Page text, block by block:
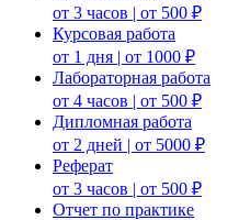
от 3 часов | от 500 ₽
Курсовая работа
от 1 дня | от 1000 ₽
Лабораторная работа
от 4 часов | от 500 ₽
Дипломная работа
от 2 дней | от 5000 ₽
Реферат
от 3 часов | от 500 ₽
Отчет по практике